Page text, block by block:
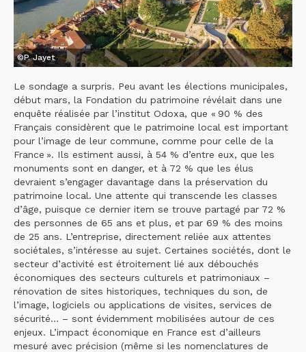
©P. Jayet
Le sondage a surpris. Peu avant les élections municipales,
début mars, la Fondation du patrimoine révélait dans une
enquête réalisée par l’institut Odoxa, que « 90 % des
Français considèrent que le patrimoine local est important
pour l’image de leur commune, comme pour celle de la
France ». Ils estiment aussi, à 54 % d’entre eux, que les
monuments sont en danger, et à 72 % que les élus
devraient s’engager davantage dans la préservation du
patrimoine local. Une attente qui transcende les classes
d’âge, puisque ce dernier item se trouve partagé par 72 %
des personnes de 65 ans et plus, et par 69 % des moins
de 25 ans. L’entreprise, directement reliée aux attentes
sociétales, s’intéresse au sujet. Certaines sociétés, dont le
secteur d’activité est étroitement lié aux débouchés
économiques des secteurs culturels et patrimoniaux –
rénovation de sites historiques, techniques du son, de
l’image, logiciels ou applications de visites, services de
sécurité… – sont évidemment mobilisées autour de ces
enjeux. L’impact économique en France est d’ailleurs
mesuré avec précision (même si les nomenclatures de